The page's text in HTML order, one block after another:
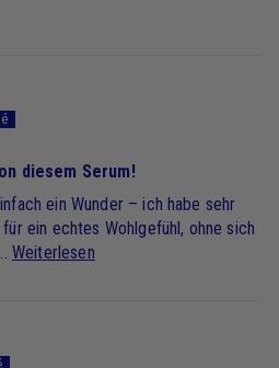
diesem Serum!
ein Wunder – ich habe sehr
ein echtes Wohlgefühl, ohne sich
Weiterlesen